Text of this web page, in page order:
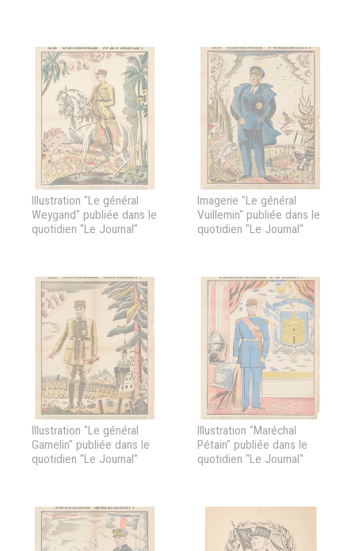
Illustration "Le général
Weygand" publiée dans le
quotidien "Le Journal"
Imagerie "Le général
Vuillemin" publiée dans le
quotidien "Le Journal"
Illustration "Le général
Gamelin" publiée dans le
quotidien "Le Journal"
Illustration "Maréchal
Pétain" publiée dans le
quotidien "Le Journal"